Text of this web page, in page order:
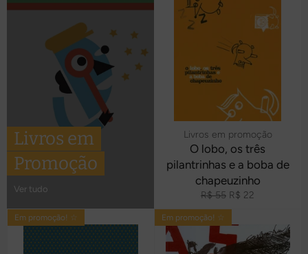
Livros em
Promoção
Ver tudo
Livros em promoção
O lobo, os três
pilantrinhas e a boba de
chapeuzinho
Preço
normal
R$ 55 Preço
promocional
R$ 22
Em promoção! ☆ Em promoção! ☆